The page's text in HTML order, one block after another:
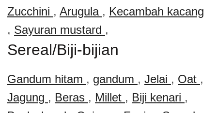
Zucchini , Arugula , Kecambah kacang
, Sayuran mustard ,
Sereal/Biji-bijian
Gandum hitam , gandum , Jelai , Oat ,
Jagung , Beras , Millet , Biji kenari ,